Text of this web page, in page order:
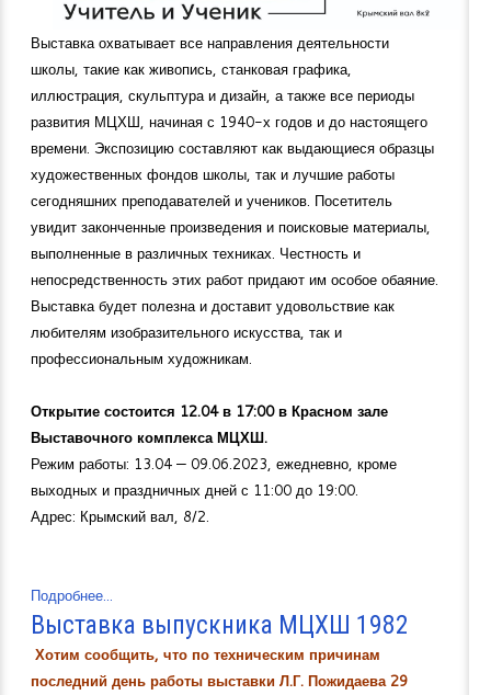
Выставка охватывает все направления деятельности
школы, такие как живопись, станковая графика,
иллюстрация, скульптура и дизайн, а также все периоды
развития МЦХШ, начиная с 1940-х годов и до настоящего
времени. Экспозицию составляют как выдающиеся образцы
художественных фондов школы, так и лучшие работы
сегодняшних преподавателей и учеников. Посетитель
увидит законченные произведения и поисковые материалы,
выполненные в различных техниках. Честность и
непосредственность этих работ придают им особое обаяние.
Выставка будет полезна и доставит удовольствие как
любителям изобразительного искусства, так и
профессиональным художникам.
Открытие состоится 12.04 в 17:00 в Красном зале
Выставочного комплекса МЦХШ.
Режим работы: 13.04 — 09.06.2023, ежедневно, кроме
выходных и праздничных дней с 11:00 до 19:00.
Адрес: Крымский вал, 8/2.
Подробнее...
Выставка выпускника МЦХШ 1982
Хотим сообщить, что по техническим причинам
последний день работы выставки Л.Г. Пожидаева 29